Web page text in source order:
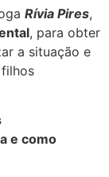
Rívia Pires,
, para obter
a situação e
e como